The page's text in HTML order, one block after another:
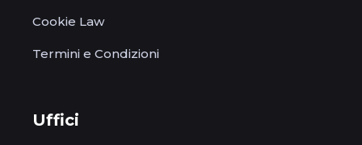
Cookie Law
Termini e Condizioni
Uffici